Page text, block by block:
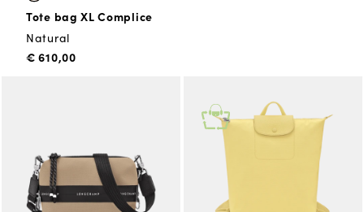
Tote bag XL Complice
Natural
€ 610,00